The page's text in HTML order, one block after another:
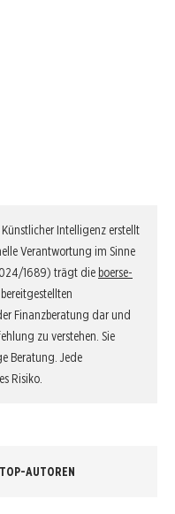
Intelligenz erstellt
Verantwortung im Sinne
1689) trägt die boerse-
Finanzberatung dar und
zu verstehen. Sie
Beratung. Jede
Risiko.
AUTOREN